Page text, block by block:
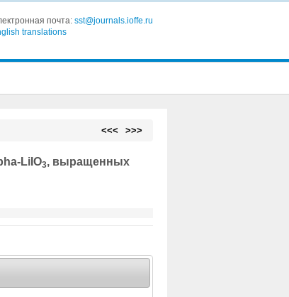
почта: sst@journals.ioffe.ru
translations
<<< >>>
LiIO3, выращенных